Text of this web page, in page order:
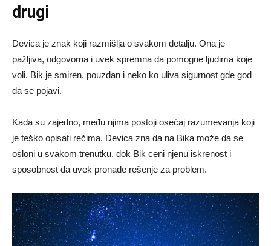
drugi
Devica je znak koji razmišlja o svakom detalju. Ona je
pažljiva, odgovorna i uvek spremna da pomogne ljudima koje
voli. Bik je smiren, pouzdan i neko ko uliva sigurnost gde god
da se pojavi.
Kada su zajedno, među njima postoji osećaj razumevanja koji
je teško opisati rečima. Devica zna da na Bika može da se
osloni u svakom trenutku, dok Bik ceni njenu iskrenost i
sposobnost da uvek pronađe rešenje za problem.